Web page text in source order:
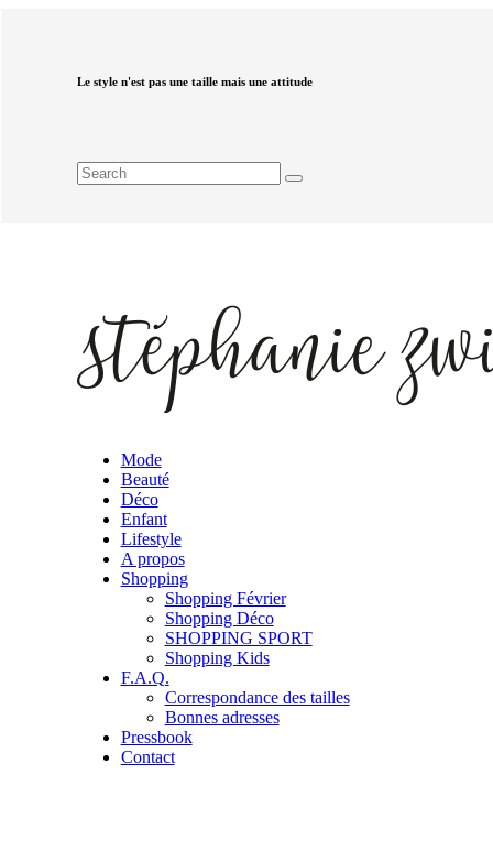
Le style n'est pas une taille mais une attitude
Mode
Beauté
Déco
Enfant
Lifestyle
A propos
Shopping
Shopping Février
Shopping Déco
SHOPPING SPORT
Shopping Kids
F.A.Q.
Correspondance des tailles
Bonnes adresses
Pressbook
Contact